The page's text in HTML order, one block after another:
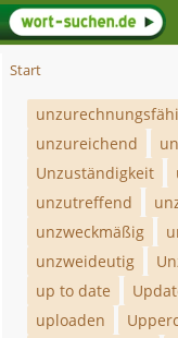
Start
unzureichend
Unzuständigkeit
unzutreffend
unzweckmäßig
unzweideutig
up to date
uploaden